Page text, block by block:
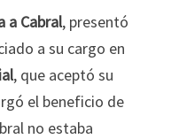
a Cabral, presentó
a su cargo en
, que aceptó su
el beneficio de
no estaba